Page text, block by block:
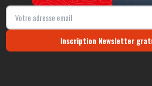
Inscription Newsletter